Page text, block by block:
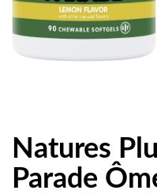
Natures
Parade